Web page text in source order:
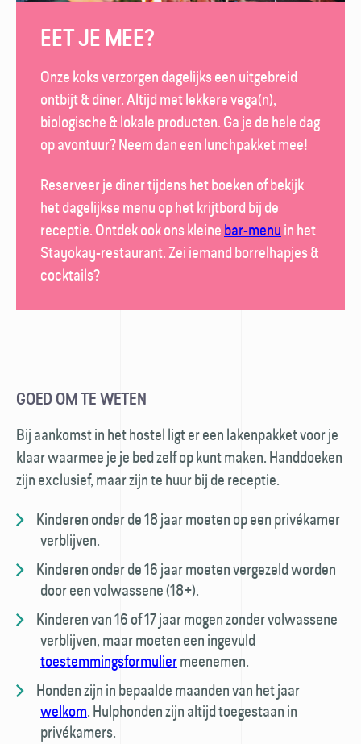
EET JE MEE?
Onze koks verzorgen dagelijks een uitgebreid
ontbijt & diner. Altijd met lekkere vega(n),
biologische & lokale producten. Ga je de hele dag
op avontuur? Neem dan een lunch­pakket mee!
Reserveer je diner tijdens het boeken of bekijk
het dagelijkse menu op het krijt­bord bij de
receptie. Ontdek ook ons kleinebar-menuin het
Stayokay-restaurant. Zei iemand borrel­hapjes &
cocktails?
GOED OM TE WETEN
Bij aankomst in het hostel ligt er een laken­pakket voor je
klaar waarmee je je bed zelf op kunt maken. Hand­doeken
zijn exclusief, maar zijn te huur bij de receptie.
Kinderen onder de 18 jaar moeten op een privé­kamer
verblijven.
Kinderen onder de 16 jaar moeten vergezeld worden
door een volwassene (18+).
Kinderen van 16 of 17 jaar mogen zonder volwassene
verblijven, maar moeten een ingevuld
toestemmings­formuliermeenemen.
Honden zijn in bepaalde maanden van het jaar
welkom. Hulp­honden zijn altijd toegestaan in
privékamers.